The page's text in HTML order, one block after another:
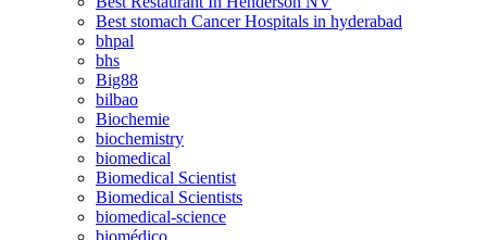
Best stomach Cancer Hospitals in hyderabad
bhpal
bhs
Big88
bilbao
Biochemie
biochemistry
biomedical
Biomedical Scientist
Biomedical Scientists
biomedical-science
biomédico